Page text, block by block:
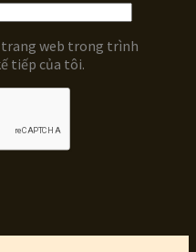
trang web trong trình
tiếp của tôi.